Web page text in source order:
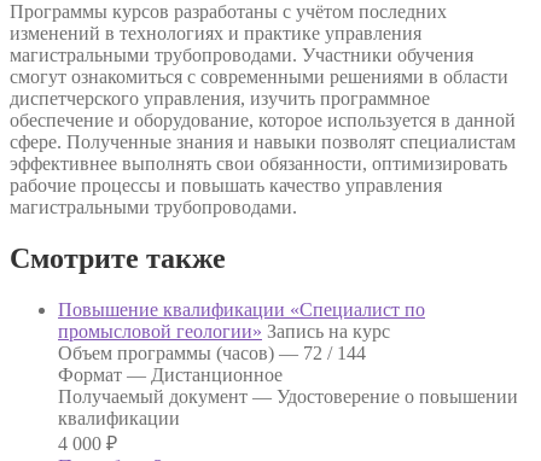
Программы курсов разработаны с учётом последних
изменений в технологиях и практике управления
магистральными трубопроводами. Участники обучения
смогут ознакомиться с современными решениями в области
диспетчерского управления, изучить программное
обеспечение и оборудование, которое используется в данной
сфере. Полученные знания и навыки позволят специалистам
эффективнее выполнять свои обязанности, оптимизировать
рабочие процессы и повышать качество управления
магистральными трубопроводами.
Смотрите также
Повышение квалификации «Специалист по
промысловой геологии» Запись на курс
Объем программы (часов) — 72 / 144
Формат — Дистанционное
Получаемый документ — Удостоверение о повышении
квалификации
4 000 ₽